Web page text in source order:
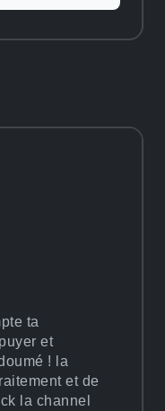
ta
et
! la
et de
la channel